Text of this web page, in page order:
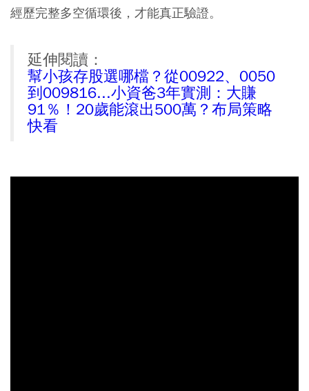
經歷完整多空循環後，才能真正驗證。
延伸閱讀：
幫小孩存股選哪檔？從00922、0050
到009816...小資爸3年實測：大賺
91％！20歲能滾出500萬？布局策略
快看